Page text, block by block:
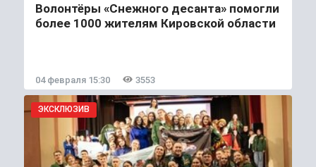
Волонтёры «Снежного десанта» помогли
более 1000 жителям Кировской области
04 февраля 15:30 3553
ЭКСКЛЮЗИВ